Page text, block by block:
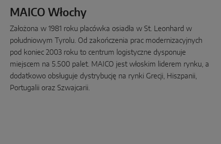
MAICO Włochy
Założona w 1981 roku placówka osiadła w St. Leonhard w
południowym Tyrolu. Od zakończenia prac modernizacyjnych
pod koniec 2003 roku to centrum logistyczne dysponuje
miejscem na 5.500 palet. MAICO jest włoskim liderem rynku, a
dodatkowo obsługuje dystrybucję na rynki Grecji, Hiszpanii,
Portugalii oraz Szwajcarii.